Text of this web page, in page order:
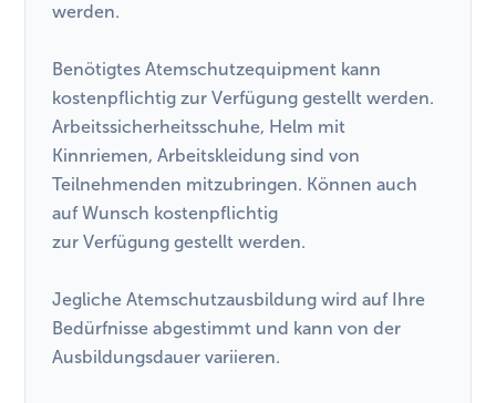
werden.
Benötigtes Atemschutzequipment kann
kostenpflichtig zur Verfügung gestellt werden.
Arbeitssicherheitsschuhe, Helm mit
Kinnriemen, Arbeitskleidung sind von
Teilnehmenden mitzubringen. Können auch
auf Wunsch kostenpflichtig
zur Verfügung gestellt werden.
Jegliche Atemschutzausbildung wird auf Ihre
Bedürfnisse abgestimmt und kann von der
Ausbildungsdauer variieren.